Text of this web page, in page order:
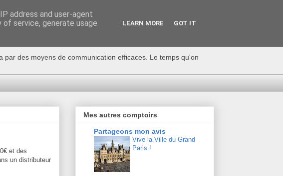
des moyens de communication efficaces. Le temps qu'on
et des
un distributeur
Mes autres comptoirs
Partageons mon avis
Vive la Ville du Grand
Paris !
address and user-agent
service, generate usage
LEARN MORE GOT IT